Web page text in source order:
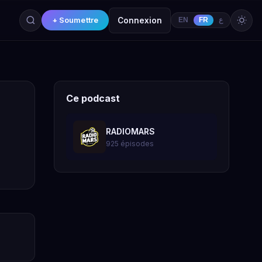
+ Soumettre Connexion EN FR ع
Ce podcast
RADIOMARS
925 épisodes